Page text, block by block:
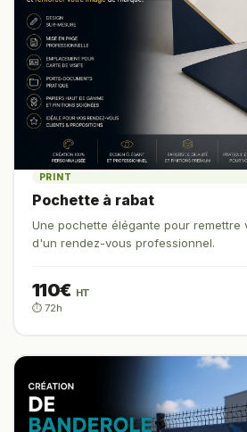
PRINT
Pochette à rabat
Une pochette élégante pour remettre
d'un rendez-vous professionnel.
110€ HT
⏱️ 72h